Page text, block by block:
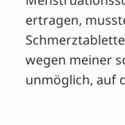
ertragen,
wegen meiner
unmöglich, auf